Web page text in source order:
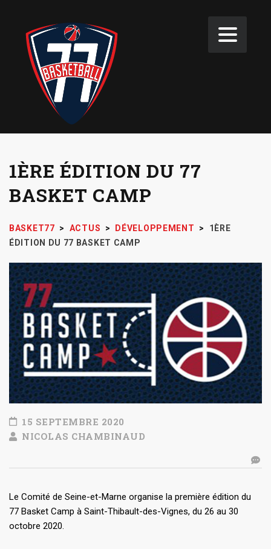
1ÈRE ÉDITION DU 77
BASKET CAMP
BASKET77 > ACTUS > DÉVELOPPEMENT >
1ÈRE
ÉDITION DU 77 BASKET CAMP
15 SEPTEMBRE 2020
NICOLAS CHAMBINAUD
Le Comité de Seine-et-Marne organise la première édition du
77 Basket Camp à Saint-Thibault-des-Vignes, du 26 au 30
octobre 2020.